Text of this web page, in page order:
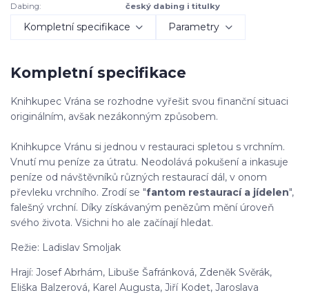
Dabing:
český dabing i titulky
Kompletní specifikace Parametry
Kompletní specifikace
Knihkupec Vrána se rozhodne vyřešit svou finanční situaci
originálním, avšak nezákonným způsobem.
Knihkupce Vránu si jednou v restauraci spletou s vrchním.
Vnutí mu peníze za útratu. Neodolává pokušení a inkasuje
peníze od návštěvníků různých restaurací dál, v onom
převleku vrchního. Zrodí se "fantom restaurací a jídelen",
falešný vrchní. Díky získávaným penězům mění úroveň
svého života. Všichni ho ale začínají hledat.
Režie: Ladislav Smoljak
Hrají: Josef Abrhám, Libuše Šafránková, Zdeněk Svěrák,
Eliška Balzerová, Karel Augusta, Jiří Kodet, Jaroslava